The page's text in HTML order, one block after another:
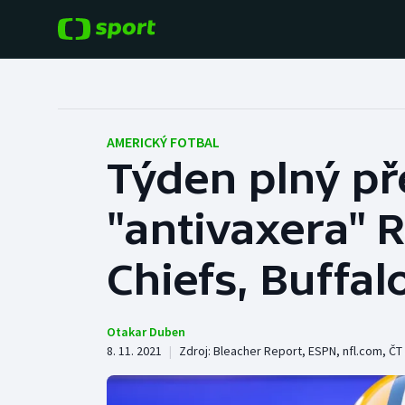
Hokej
Tenis
Atletika
Baseball a softbal
Basketbal
Biatlon
AMERICKÝ FOTBAL
Týden plný
"antivaxera"
Chiefs,
Otakar Duben
8. 11. 2021 | Zdroj: Bleacher Report, ESPN, nfl.com,